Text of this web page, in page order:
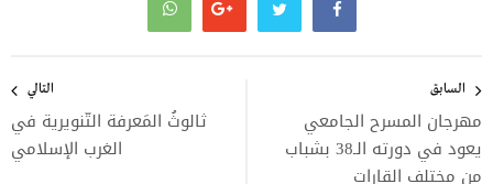
المقالات
السابق
مهرجان المسرح الجامعي
يعود في دورته الـ38 بشباب
من مختلف القارات
التالي
ثالوثُ المَعرفة التّنويرية في
الغرب الإسلامي